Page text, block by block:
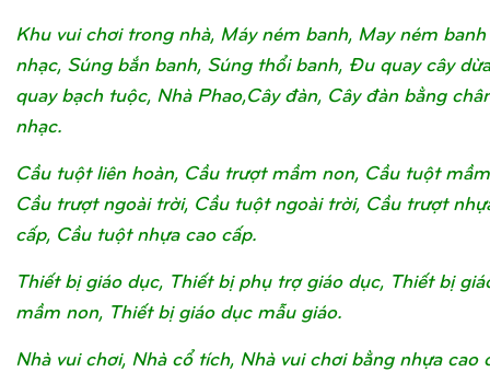
Khu vui chơi trong nhà, Máy ném banh, May ném
nhạc, Súng bắn banh, Súng thổi banh, Đu quay cây
quay bạch tuộc, Nhà Phao,Cây đàn, Cây đàn bằng
nhạc.
Cầu tuột liên hoàn, Cầu trượt mầm non, Cầu tuột
Cầu trượt ngoài trời, Cầu tuột ngoài trời, Cầu trượt
cấp, Cầu tuột nhựa cao cấp.
Thiết bị giáo dục, Thiết bị phụ trợ giáo dục, Thiết bị
mầm non, Thiết bị giáo dục mẫu giáo.
Nhà vui chơi, Nhà cổ tích, Nhà vui chơi bằng nhựa cao